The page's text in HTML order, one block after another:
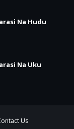
Na Hudu
Na Uku
Us